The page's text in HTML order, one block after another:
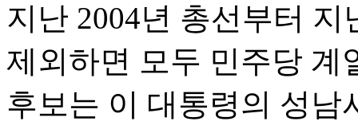
지난 2004년 총선부터
제외하면 모두 민주당 계
후보는 이 대통령의 성남